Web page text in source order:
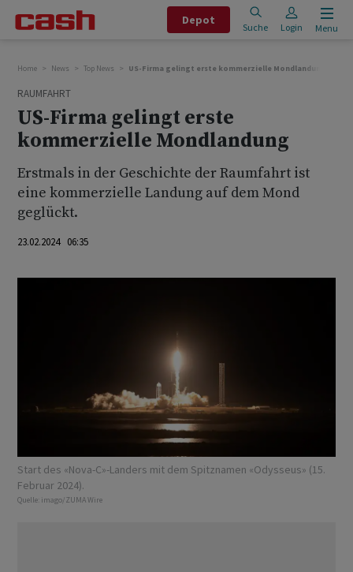
Depot
Suche Login Menu
Home News Top News US-Firma gelingt erste kommerzielle Mondlandung
RAUMFAHRT
US-Firma gelingt erste
kommerzielle Mondlandung
Erstmals in der Geschichte der Raumfahrt ist
eine kommerzielle Landung auf dem Mond
geglückt.
23.02.2024 06:35
Start des «Nova-C»-Landers mit dem Spitznamen «Odysseus» (15.
Februar 2024).
Quelle: imago/ZUMA Wire